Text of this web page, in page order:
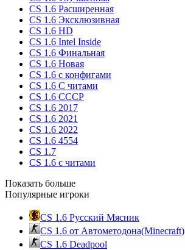
CS 1.6 Расширенная
CS 1.6 Эксклюзивная
CS 1.6 HD
CS 1.6 Intel Inside
CS 1.6 Финальная
CS 1.6 Новая
CS 1.6 с конфигами
CS 1.6 С читами
CS 1.6 CCCP
CS 1.6 2017
CS 1.6 2021
CS 1.6 2022
CS 1.6 4554
CS 1.7
CS 1.6 с читами
Показать больше
Популярные игроки
CS 1.6 Русский Мясник
CS 1.6 от Автометодона(Minecraft)
CS 1.6 Deadpool